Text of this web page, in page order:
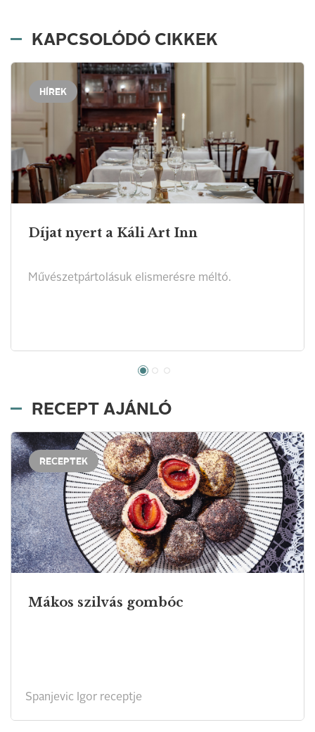
KAPCSOLÓDÓ CIKKEK
HÍREK
Díjat nyert a Káli Art Inn
Művészetpártolásuk elismerésre méltó.
RECEPT AJÁNLÓ
RECEPTEK
Mákos szilvás gombóc
Spanjevic Igor receptje